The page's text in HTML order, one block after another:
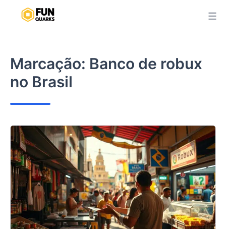
Marcação: Banco de robux
no Brasil